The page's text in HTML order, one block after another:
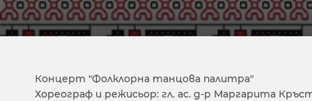
Концерт "Фолклорна танцова палитра"
Хореограф и режисьор: гл. ас. д-р Маргарита